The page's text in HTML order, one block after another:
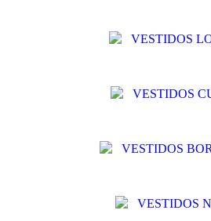
VESTIDOS
VESTIDOS
VESTIDOS
VESTIDOS